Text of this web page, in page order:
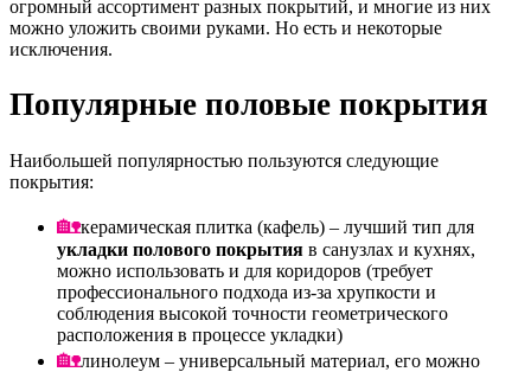
огромный ассортимент разных покрытий, и многие из них
можно уложить своими руками. Но есть и некоторые
исключения.
Популярные половые покрытия
Наибольшей популярностью пользуются следующие
покрытия:
керамическая плитка (кафель) – лучший тип для
укладки полового покрытия в санузлах и кухнях,
можно использовать и для коридоров (требует
профессионального подхода из-за хрупкости и
соблюдения высокой точности геометрического
расположения в процессе укладки)
линолеум – универсальный материал, его можно